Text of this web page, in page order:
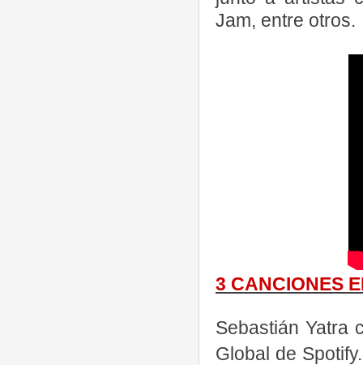
Jam, entre otros.
3 CANCIONES
Sebastián Yatra
Global de